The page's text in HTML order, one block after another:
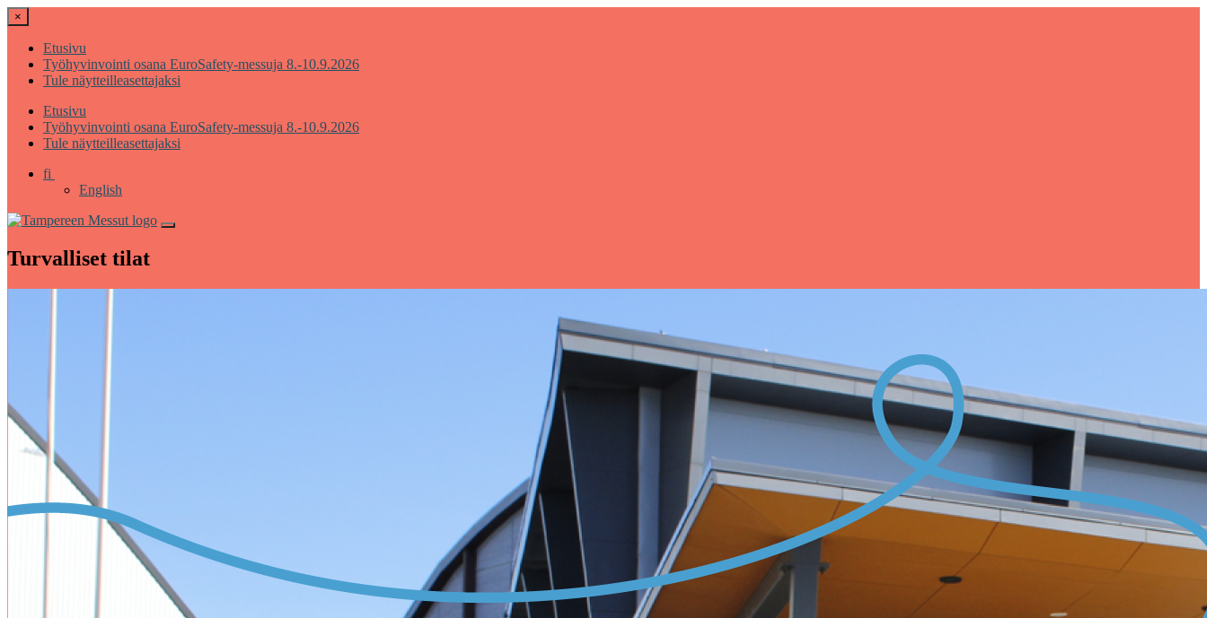
×
Etusivu
Työhyvinvointi osana EuroSafety-messuja 8.-10.9.2026
Tule näytteilleasettajaksi
Etusivu
Työhyvinvointi osana EuroSafety-messuja 8.-10.9.2026
Tule näytteilleasettajaksi
fi
English
Turvalliset tilat